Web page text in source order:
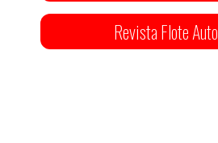
Revista Flote Auto